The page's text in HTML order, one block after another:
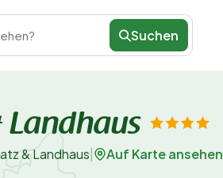
Suchen
Landhaus
& Landhaus Auf Karte ansehen